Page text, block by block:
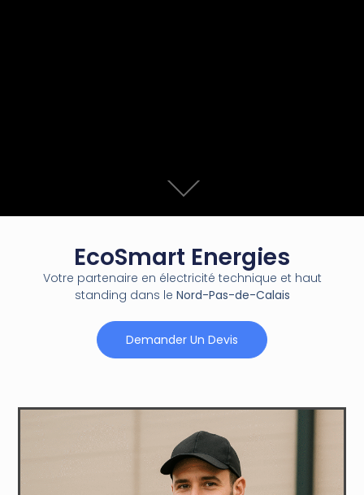
EcoSmart Energies
Votre partenaire en électricité technique et haut
standing dans le Nord-Pas-de-Calais
Demander Un Devis